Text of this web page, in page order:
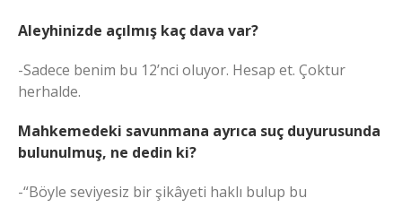
Aleyhinizde açılmış kaç dava var?
-Sadece benim bu 12’nci oluyor. Hesap et. Çoktur
herhalde.
Mahkemedeki savunmana ayrıca suç duyurusunda
bulunulmuş, ne dedin ki?
-“Böyle seviyesiz bir şikâyeti haklı bulup bu